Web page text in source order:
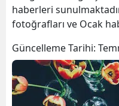
haberleri
fotoğrafları ve Ocak
Güncelleme Tarihi: